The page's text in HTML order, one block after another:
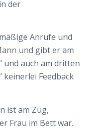
der
Anrufe und
und gibt er am
und auch am dritten
keinerlei Feedback
ist am Zug,
Frau im Bett war.